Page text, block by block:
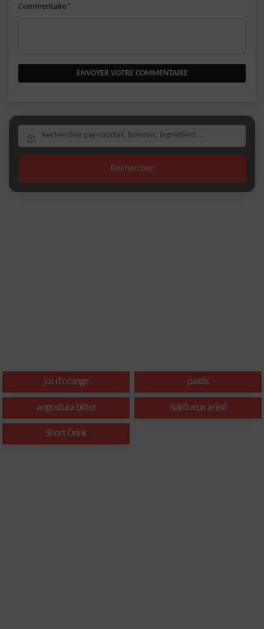
Commentaire*
ENVOYER VOTRE COMMENTAIRE
Rechercher
jus d'orange pastis
angostura bitter spiritueux anisé
Short Drink